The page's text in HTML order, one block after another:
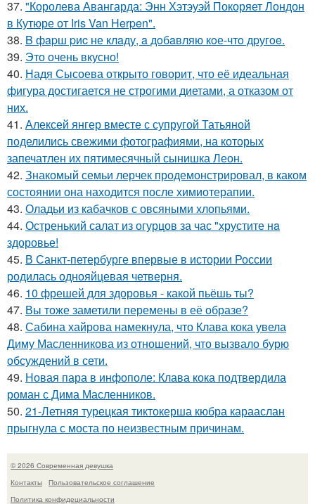
37. "Королева Авангарда: Энн Хэтэуэй Покоряет Лондон
в Кутюре от Iris Van Herpen".
38. B фapш pиc не клaду, a дoбaвляю кoе-чтo дpугoe.
39. Это очень вкусно!
40. Надя Сысоева открыто говорит, что её идеальная
фигура достигается не строгими диетами, а отказом от
них.
41. Алексей янгер вместе с супругой Татьяной
поделились свежими фотографиями, на которых
запечатлен их пятимесячный сынишка Леон.
42. Знакомый семьи лерчек продемонстрировал, в каком
состоянии она находится после химиотерапии.
43. Оладьи из кабачков с овсяными хлопьями.
44. Остренький салат из огурцов за час "хрустите нa
здоровье!
45. В Санкт-петербурге впервые в истории России
родилась однояйцевая четверня.
46. 10 фрешей для здоровья - какой пьёшь ты?
47. Вы тоже заметили перемены в её образе?
48. Сабина хайрова намекнула, что Клава кока увела
Диму Масленникова из отношений, что вызвало бурю
обсуждений в сети.
49. Новая пара в инфополе: Клава кока подтвердила
роман с Дима Масленников.
50. 21-Летняя турецкая тиктокерша кюбра карааслан
прыгнула с моста по неизвестным причинам.
© 2026 Современная девушка
Контакты
Пользовательское соглашение
Политика конфидециальности